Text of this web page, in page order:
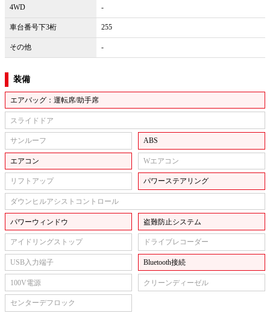
4WD -
車台番号下3桁 255
その他 -
装備
エアバッグ：運転席/助手席
スライドドア
サンルーフ ABS
エアコン Wエアコン
リフトアップ パワーステアリング
ダウンヒルアシストコントロール
パワーウィンドウ 盗難防止システム
アイドリングストップ ドライブレコーダー
USB入力端子 Bluetooth接続
100V電源 クリーンディーゼル
センターデフロック